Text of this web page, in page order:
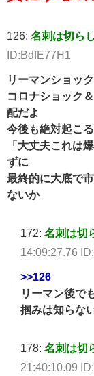
126: 名刺は切ら
ID:BdfE77H1
リーマンショッ
コロナショック
配だよ
今後も絶対起こ
「大丈夫これは
ずに
最終的に大底で
ないか
172: 名刺は切
14:09:27.76
>>126
リーマン後で
掴みは知らな
178: 名刺は切
21:40:10.09